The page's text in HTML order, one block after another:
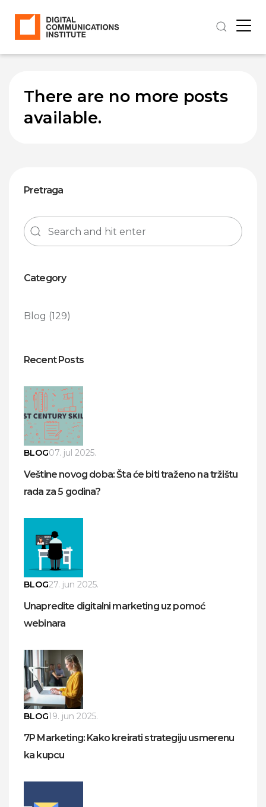
There are no more posts
available.
Pretraga
Category
Blog (129)
Recent Posts
BLOG07. jul 2025.
Veštine novog doba: Šta će biti traženo na tržištu
rada za 5 godina?
BLOG27. jun 2025.
Unapredite digitalni marketing uz pomoć
webinara
BLOG19. jun 2025.
7P Marketing: Kako kreirati strategiju usmerenu
ka kupcu